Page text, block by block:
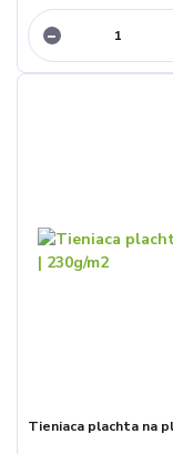
Tieniaca plachta na